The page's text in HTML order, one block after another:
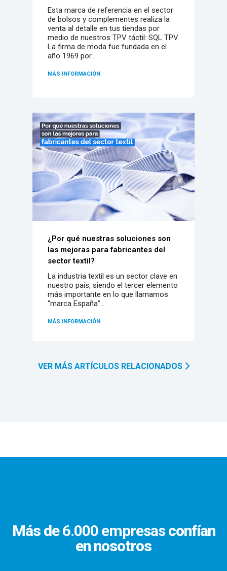
Esta marca de referencia en el sector
de bolsos y complementes realiza la
venta al detalle en tus tiendas por
medio de nuestros TPV táctil: SQL TPV.
La firma de moda fue fundada en el
año 1969 por...
MÁS INFORMACIÓN
¿Por qué nuestras soluciones son
las mejoras para fabricantes del
sector textil?
La industria textil es un sector clave en
nuestro país, siendo el tercer elemento
más importante en lo que llamamos
“marca España”...
MÁS INFORMACIÓN
VER MÁS ARTÍCULOS RELACIONADOS
Más de6.000 empresasconfían
en nosotros